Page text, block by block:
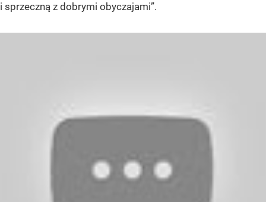
i sprzeczną z dobrymi obyczajami”.